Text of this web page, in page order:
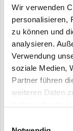
Wir verwenden
personalisieren,
zu können und
analysieren.
Verwendung
soziale Medien,
Partner führen
weiteren Daten
Video melden
Folgen
Gehe zu